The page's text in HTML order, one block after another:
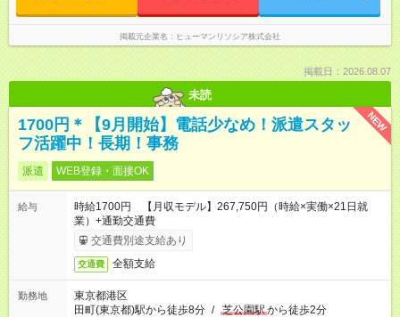
掲載元企業名 ヒューマンリソシア株式会社
掲載日：2026.08.07
未読
NEW
1700円＊【9月開始】電話少なめ！派遣スタッ
フ活躍中！長期！事務
派遣 WEB登録・面接OK
給与
時給1700円 【月収モデル】267,750円（時給×実働×21日就
業）+通勤交通費
交通費別途支給あり
交通費 全額支給
勤務地
東京都港区
田町(東京都)駅から徒歩8分 / 芝公園駅から徒歩2分